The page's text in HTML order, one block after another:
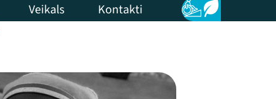
Veikals Kontakti Pieejamība
Ilgtspēja